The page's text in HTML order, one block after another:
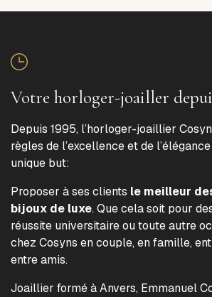
Votre horloger-joailler
Depuis 1995, l’horloger-joaillier
règles de l’excellence et de
unique but:
Proposer à ses clients le meilleur
bijoux de luxe. Que cela soit pour
réussite universitaire ou toute autre
chez Cosyns en couple, en famille,
entre amis.
Joaillier formé à Anvers, Emmanuel